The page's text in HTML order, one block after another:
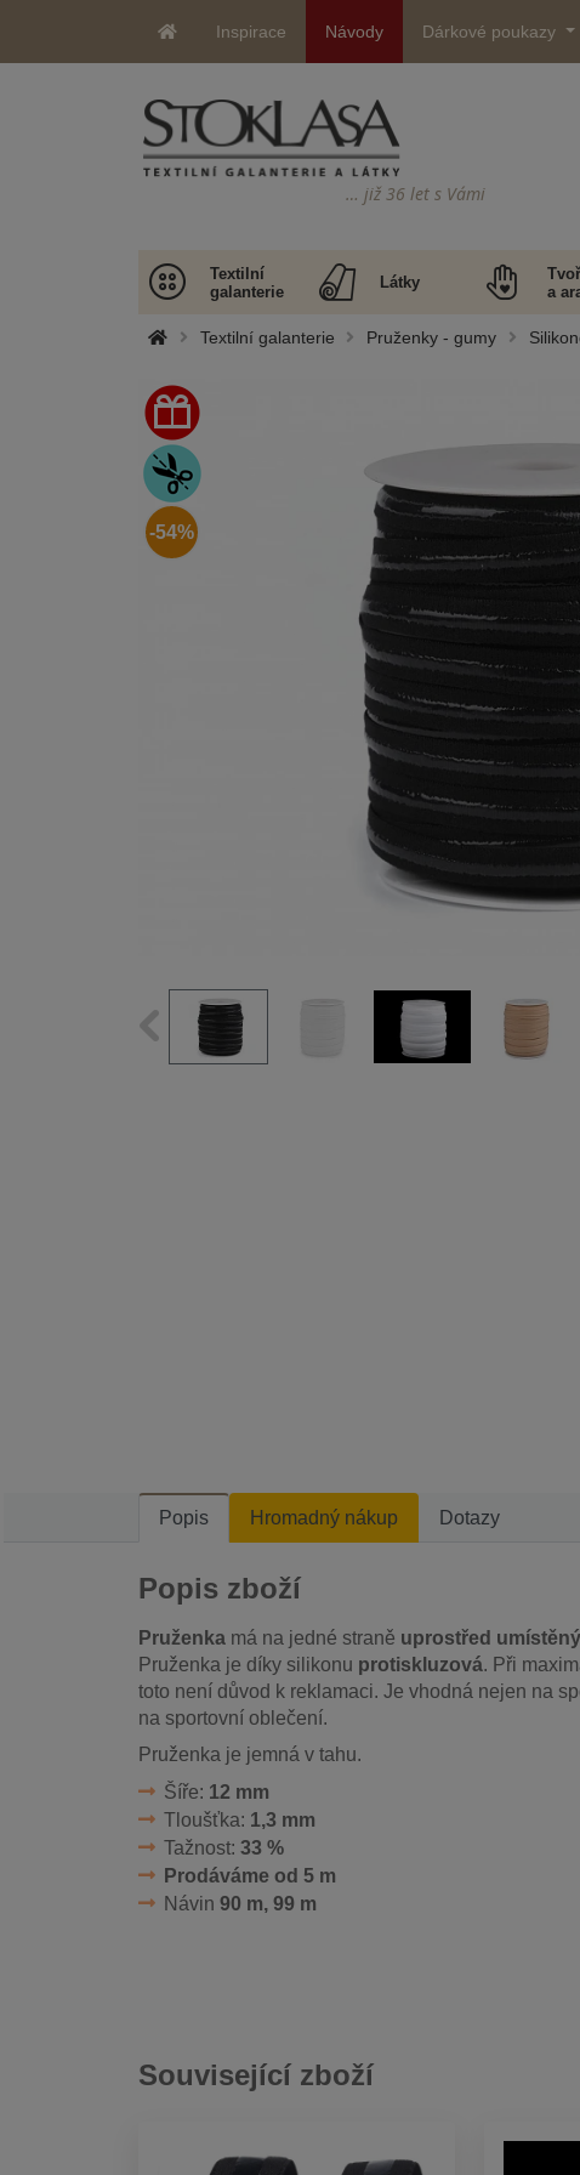
Inspirace Návody Dárkové poukazy
… již 36 let s Vámi
Textilní
galanterie
Látky
a
Textilní galanterie Pruženky - gumy
-54%
Popis Hromadný nákup Dotazy
Popis zboží
Pruženka má na jedné straně uprostřed
Pruženka je díky silikonu protiskluzová. Při
toto není důvod k reklamaci. Je vhodná nejen na
na sportovní oblečení.
Pruženka je jemná v tahu.
Šíře: 12 mm
Tloušťka: 1,3 mm
Tažnost: 33 %
Prodáváme od 5 m
Návin 90 m, 99 m
Související zboží